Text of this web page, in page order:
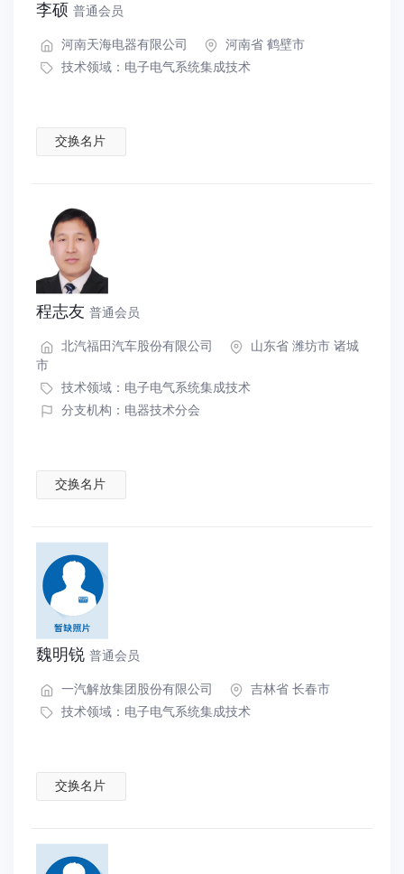
李硕 普通会员
河南天海电器有限公司
河南省 鹤壁市
技术领域： 电子电气系统集成技术
交换名片
程志友 普通会员
北汽福田汽车股份有限公司
山东省 潍坊市 诸城
市
技术领域： 电子电气系统集成技术
分支机构：电器技术分会
交换名片
魏明锐 普通会员
一汽解放集团股份有限公司
吉林省 长春市
技术领域： 电子电气系统集成技术
交换名片